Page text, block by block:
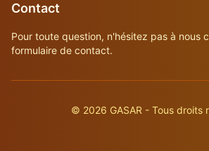
Contact
Pour toute question, n'hésitez pas à nous
formulaire de contact.
© 2026 GASAR - Tous droits